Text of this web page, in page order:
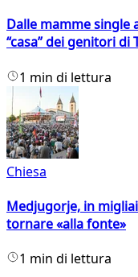
Dalle mamme
“casa” dei genitori di
1 min di lettura
Chiesa
Medjugorje, in
tornare «alla fonte»
1 min di lettura